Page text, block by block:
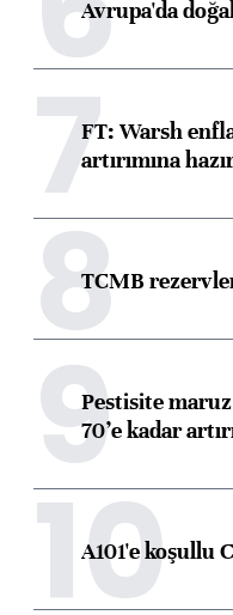
Avrupa'da
7FT: Warsh
artırımına
8
TCMB
9Pestisite
70’e kadar
10
A101'e koşullu